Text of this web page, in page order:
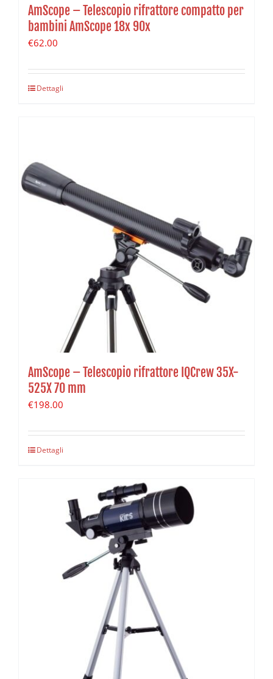
AmScope – Telescopio rifrattore compatto per
bambini AmScope 18x 90x
€62.00
Dettagli
AmScope – Telescopio rifrattore IQCrew 35X-
525X 70 mm
€198.00
Dettagli